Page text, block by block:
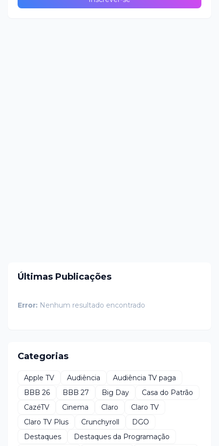
Últimas Publicações
Error: Nenhum resultado encontrado
Categorias
Apple TV Audiência
Audiência TV paga
BBB 26
BBB 27 Big Day
Casa do Patrão
CazéTV
Cinema Claro
Claro TV
Claro TV Plus
Crunchyroll
DGO
Destaques
Destaques da Programação